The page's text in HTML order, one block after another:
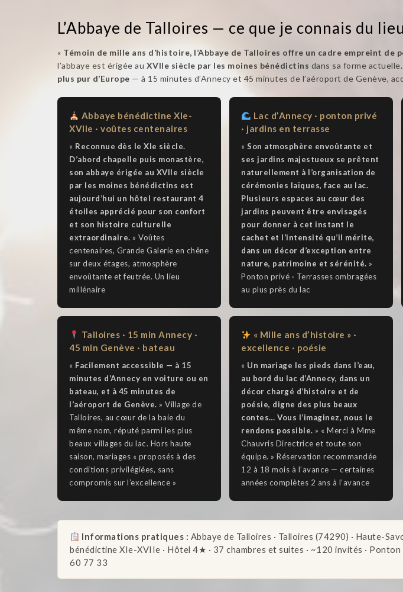
L’Abbaye de Talloires — ce que je connais du lieu
« Témoin de mille ans d’histoire, l’Abbaye de Talloires offre un cadre empreint de
l’abbaye est érigée au XVIIe siècle par les moines bénédictins dans sa forme
plus pur d’Europe — à 15 minutes d’Annecy et 45 minutes de l’aéroport de Genève,
Abbaye bénédictine XIe-
XVIIe · voûtes centenaires
« Reconnue dès le XIe siècle.
D’abord chapelle puis monastère,
son abbaye érigée au XVIIe siècle
par les moines bénédictins est
aujourd’hui un hôtel restaurant 4
étoiles apprécié pour son confort
et son histoire culturelle
extraordinaire. » Voûtes
centenaires, Grande Galerie en chêne
sur deux étages, atmosphère
envoûtante et feutrée. Un lieu
millénaire
Lac d’Annecy · ponton privé
· jardins en terrasse
« Son atmosphère envoûtante et
ses jardins majestueux se prêtent
naturellement à l’organisation de
cérémonies laïques, face au lac.
Plusieurs espaces au cœur des
jardins peuvent être envisagés
pour donner à cet instant le
cachet et l’intensité qu’il mérite,
dans un décor d’exception entre
nature, patrimoine et sérénité. »
Ponton privé · Terrasses ombragées
au plus près du lac
Talloires · 15 min Annecy ·
45 min Genève · bateau
« Facilement accessible — à 15
minutes d’Annecy en voiture ou en
bateau, et à 45 minutes de
l’aéroport de Genève. » Village de
Talloires, au cœur de la baie du
même nom, réputé parmi les plus
beaux villages du lac. Hors haute
saison, mariages « proposés à des
conditions privilégiées, sans
compromis sur l’excellence »
« Mille ans d’histoire » ·
excellence · poésie
« Un mariage les pieds dans l’eau,
au bord du lac d’Annecy, dans un
décor chargé d’histoire et de
poésie, digne des plus beaux
contes… Vous l’imaginez, nous le
rendons possible. » « Merci à Mme
Chauvris Directrice et toute son
équipe. » Réservation recommandée
12 à 18 mois à l’avance — certaines
années complètes 2 ans à l’avance
Informations pratiques : Abbaye de Talloires · Talloires (74290) · Haute-
bénédictine XIe-XVIIe · Hôtel 4★ · 37 chambres et suites · ~120 invités ·
60 77 33